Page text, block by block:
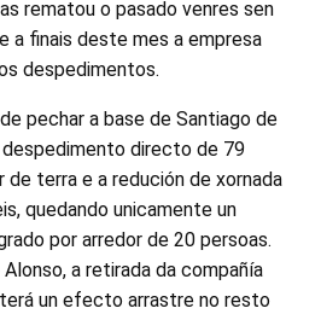
rematou o pasado venres sen
a finais deste mes a empresa
despedimentos.
pechar a base de Santiago de
directo de 79
de terra e a redución de xornada
quedando unicamente un
por arredor de 20 persoas.
a retirada da compañía
un efecto arrastre no resto